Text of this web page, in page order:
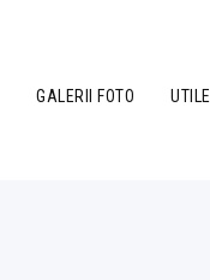
GALERII FOTO UTILE